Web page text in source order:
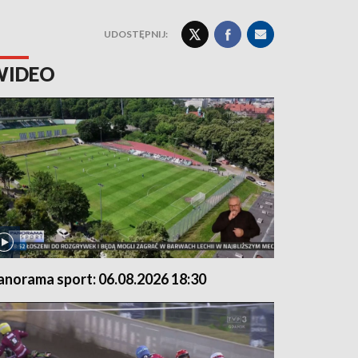
UDOSTĘPNIJ:
sport: 06.08.2026 18:30